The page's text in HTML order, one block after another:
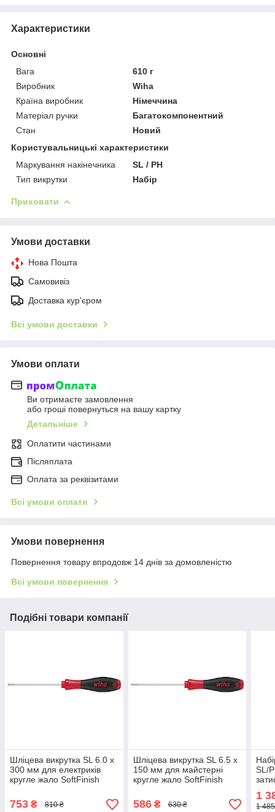
Характеристики
Основні
Вага
610 г
Виробник
Wiha
Країна виробник
Німеччина
Матеріал ручки
Багатокомпонентний
Стан
Новий
Користувальницькі характеристики
Маркування накінечника
SL / PH
Тип викрутки
Набір
Приховати
Умови доставки
Нова Пошта
Самовивіз
Доставка кур'єром
Всі умови доставки
Умови оплати
Ви отримаєте замовлення
або гроші повернуться на вашу картку
Детальніше
Оплатити частинами
Післяплата
Оплата за реквізитами
Всі умови оплати
Умови повернення
Повернення товару впродовж 14 днів за домовленістю
Всі умови повернення
Подібні товари компанії
Шліцева викрутка SL 6.0 х
300 мм для електриків
кругле жало SoftFinish
753 ₴ 810 ₴
Шліцева викрутка SL 6.5 х
150 мм для майстерні
кругле жало SoftFinish
586₴ 630 ₴
SL/
1
1